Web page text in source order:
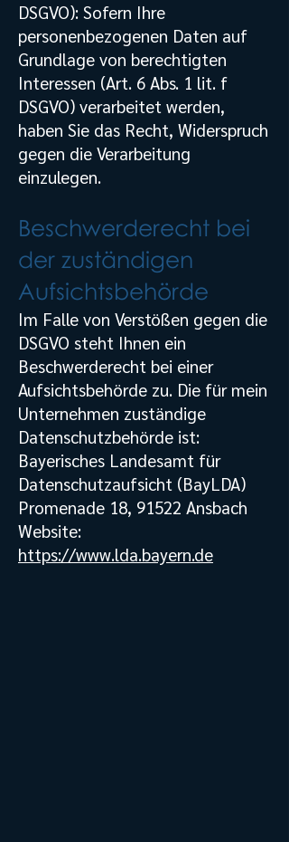
DSGVO): Sofern Ihre
personenbezogenen Daten auf
Grundlage von berechtigten
Interessen (Art. 6 Abs. 1 lit. f
DSGVO) verarbeitet werden,
haben Sie das Recht, Widerspruch
gegen die Verarbeitung
einzulegen.
Beschwerderecht bei
der zuständigen
Aufsichtsbehörde
Im Falle von Verstößen gegen die
DSGVO steht Ihnen ein
Beschwerderecht bei einer
Aufsichtsbehörde zu. Die für mein
Unternehmen zuständige
Datenschutzbehörde ist:
Bayerisches Landesamt für
Datenschutzaufsicht (BayLDA)
Promenade 18, 91522 Ansbach
Website:
https://www.lda.bayern.de